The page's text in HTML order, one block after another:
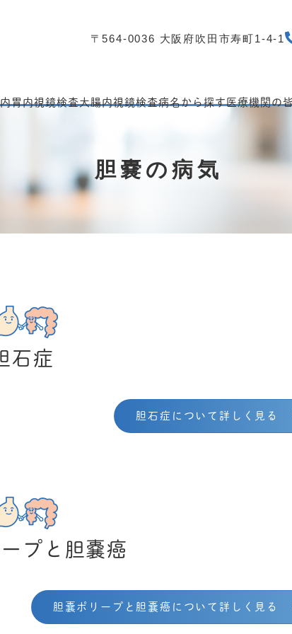
〒564-0036 大阪府吹田市寿町1-4-1
胃内視鏡検査大腸内視鏡検査病名から探す医療機関の
胆嚢の病気
石症
胆石症について詳しく見る
プと胆嚢癌
胆嚢ポリープと胆嚢癌について詳しく見る